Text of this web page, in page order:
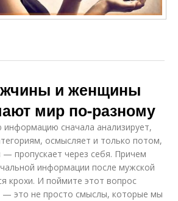
и женщины
мир по-разному
сначала анализирует,
осмысляет и только потом,
— пропускает через себя. Причем
информации после мужской
крохи. И поймите этот вопрос
— это не просто смыслы, которые мы